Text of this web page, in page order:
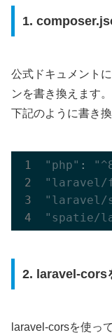
1.
公式ドキュメント
ンを書き換えます。
下記のように書き
"php" :
"laravel/
"laravel/
"spatie/
2. laravel-cors
laravel-corsを使っ